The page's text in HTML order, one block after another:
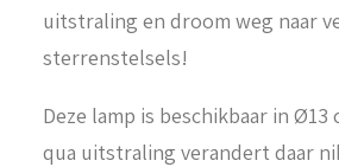
uitstraling en droom weg naar
sterrenstelsels!
Deze lamp is beschikbaar in Ø13
qua uitstraling verandert daar